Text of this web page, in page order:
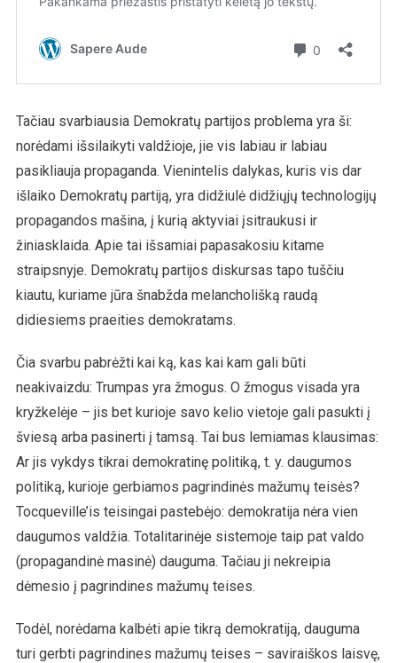
Tačiau svarbiausia Demokratų partijos problema yra ši:
norėdami išsilaikyti valdžioje, jie vis labiau ir labiau
pasikliauja propaganda. Vienintelis dalykas, kuris vis dar
išlaiko Demokratų partiją, yra didžiulė didžiųjų technologijų
propagandos mašina, į kurią aktyviai įsitraukusi ir
žiniasklaida. Apie tai išsamiai papasakosiu kitame
straipsnyje. Demokratų partijos diskursas tapo tuščiu
kiautu, kuriame jūra šnabžda melancholišką raudą
didiesiems praeities demokratams.
Čia svarbu pabrėžti kai ką, kas kai kam gali būti
neakivaizdu: Trumpas yra žmogus. O žmogus visada yra
kryžkelėje – jis bet kurioje savo kelio vietoje gali pasukti į
šviesą arba pasinerti į tamsą. Tai bus lemiamas klausimas:
Ar jis vykdys tikrai demokratinę politiką, t. y. daugumos
politiką, kurioje gerbiamos pagrindinės mažumų teisės?
Tocqueville’is teisingai pastebėjo: demokratija nėra vien
daugumos valdžia. Totalitarinėje sistemoje taip pat valdo
(propagandinė masinė) dauguma. Tačiau ji nekreipia
dėmesio į pagrindines mažumų teises.
Todėl, norėdama kalbėti apie tikrą demokratiją, dauguma
turi gerbti pagrindines mažumų teises – saviraiškos laisvę,